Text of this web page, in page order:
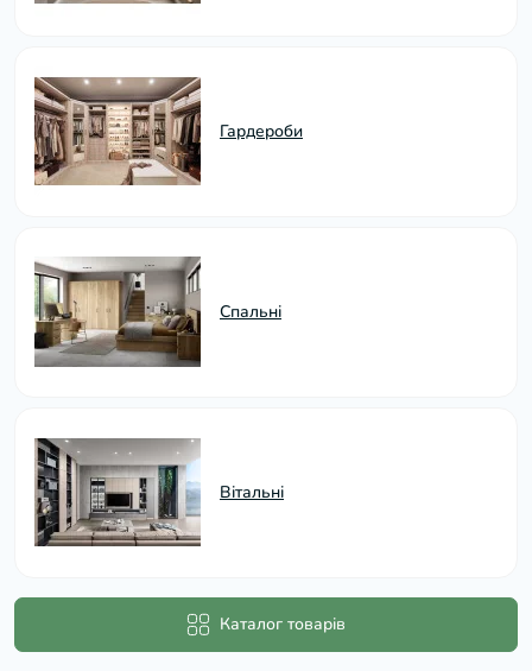
Гардероби
Спальні
Вітальні
Каталог товарів